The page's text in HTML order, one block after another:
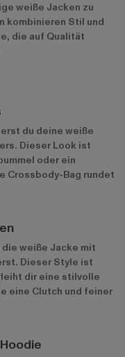
weiße Jacken zu
kombinieren Stil und
die auf Qualität
du deine weiße
Dieser Look ist
oder ein
Crossbody-Bag rundet
weiße Jacke mit
Dieser Style ist
dir eine stilvolle
eine Clutch und feiner